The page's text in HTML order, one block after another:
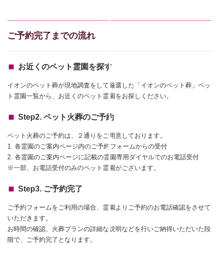
ご予約完了までの流れ
お近くのペット霊園を探す
イオンのペット葬が現地調査をして厳選した「イオンのペット葬」ペッ
ト霊園一覧から、お近くのペット霊園をお探しください。
Step2. ペット火葬のご予約
ペット火葬のご予約は、２通りをご用意しております。
1. 各霊園のご案内ページ内のご予約フォームからの受付
2. 各霊園のご案内ページに記載の霊園専用ダイヤルでのお電話受付
※一部、お電話受付のみのペット霊園がございます。
Step3. ご予約完了
ご予約フォームをご利用の場合、霊園よりご予約のお電話確認をさせて
いただきます。
お時間の確認、火葬プランの詳細な説明などを行いご納得いただいた段
階で、ご予約完了となります。